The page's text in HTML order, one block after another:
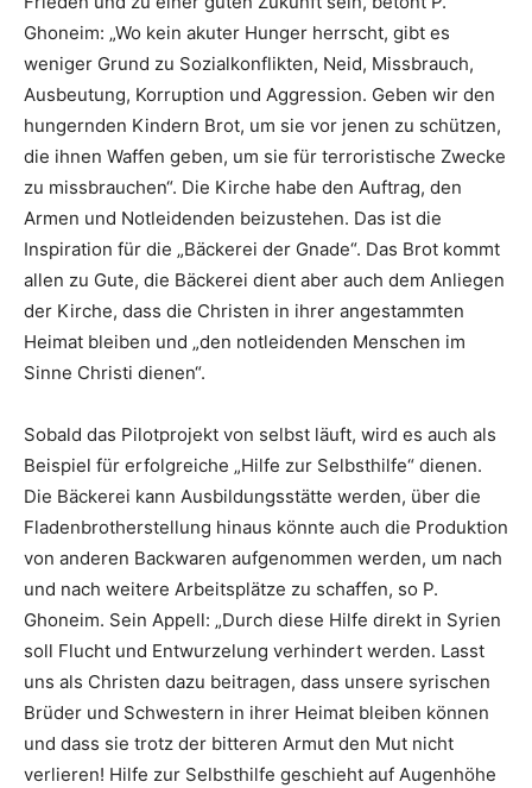
Ghoneim: „Wo kein akuter Hunger herrscht, gibt es
weniger Grund zu Sozialkonflikten, Neid, Missbrauch,
Ausbeutung, Korruption und Aggression. Geben wir den
hungernden Kindern Brot, um sie vor jenen zu schützen,
die ihnen Waffen geben, um sie für terroristische Zwecke
zu missbrauchen“. Die Kirche habe den Auftrag, den
Armen und Notleidenden beizustehen. Das ist die
Inspiration für die „Bäckerei der Gnade“. Das Brot kommt
allen zu Gute, die Bäckerei dient aber auch dem Anliegen
der Kirche, dass die Christen in ihrer angestammten
Heimat bleiben und „den notleidenden Menschen im
Sinne Christi dienen“.
Sobald das Pilotprojekt von selbst läuft, wird es auch als
Beispiel für erfolgreiche „Hilfe zur Selbsthilfe“ dienen.
Die Bäckerei kann Ausbildungsstätte werden, über die
Fladenbrotherstellung hinaus könnte auch die Produktion
von anderen Backwaren aufgenommen werden, um nach
und nach weitere Arbeitsplätze zu schaffen, so P.
Ghoneim. Sein Appell: „Durch diese Hilfe direkt in Syrien
soll Flucht und Entwurzelung verhindert werden. Lasst
uns als Christen dazu beitragen, dass unsere syrischen
Brüder und Schwestern in ihrer Heimat bleiben können
und dass sie trotz der bitteren Armut den Mut nicht
verlieren! Hilfe zur Selbsthilfe geschieht auf Augenhöhe